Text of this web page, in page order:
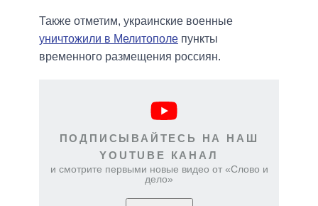
Также отметим, украинские военные
уничтожили в Мелитополе пункты
временного размещения россиян.
ПОДПИСЫВАЙТЕСЬ НА НАШ
YOUTUBE КАНАЛ
и смотрите первыми новые видео от «Слово и
дело»